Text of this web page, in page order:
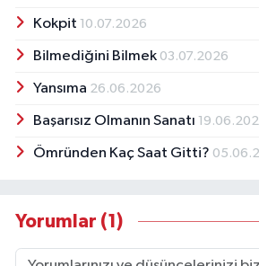
Kokpit 10.07.2026
Bilmediğini Bilmek 03.07.2026
Yansıma 26.06.2026
Başarısız Olmanın Sanatı
Ömründen Kaç Saat Gitti?
Yorumlar (1)